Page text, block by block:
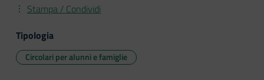
Stampa / Condividi
Tipologia
Circolari per alunni e famiglie